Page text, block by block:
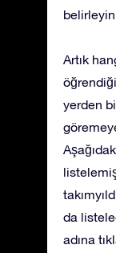
belirleyin
Artık
yerden
da
adına